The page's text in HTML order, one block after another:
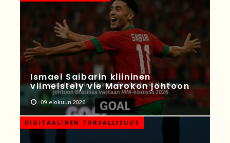
Ismael Saibarin kliininen
viimeistely vie Marokon johtoon
09 elokuun 2026
DIGITAALINEN TURVALLISUUS